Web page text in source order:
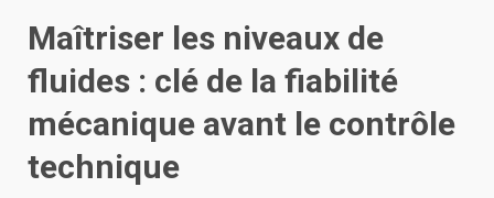
Maîtriser les niveaux de
fluides : clé de la fiabilité
mécanique avant le contrôle
technique